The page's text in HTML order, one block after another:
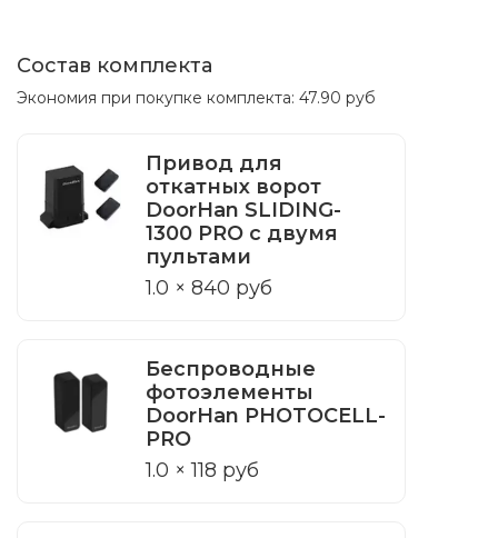
Состав комплекта
Экономия при покупке комплекта: 47.90 руб
Привод для
откатных ворот
DoorHan SLIDING-
1300 PRO с двумя
пультами
1.0 × 840 руб
Беспроводные
фотоэлементы
DoorHan PHOTOCELL-
PRO
1.0 × 118 руб